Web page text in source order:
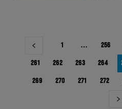
Berichtnavigatie
1 … 256
261 262 263 264
269 270 271 272